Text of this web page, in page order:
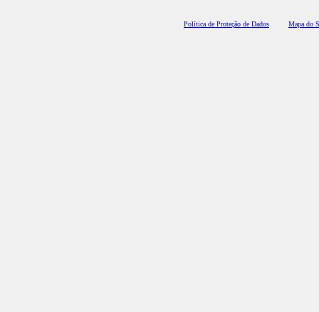
Política de Proteção de Dados Mapa do